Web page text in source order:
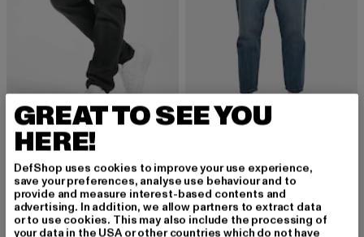
URBAN CLASSICS
32,84 EUR
Derzeitiger Preis: 32,84 EUR
44,99 EURAktionspreis: 44,99 EUR
29,99 EUR
Derzeitiger Preis: 29,99 EUR
49,99 EURAktionspreis:
GREAT TO SEE YOU
HERE!
DefShop uses cookies to improve your use experience,
save your preferences, analyse use behaviour and to
provide and measure interest-based contents and
advertising. In addition, we allow partners to extract data
or to use cookies. This may also include the processing of
your data in the USA or other countries which do not have